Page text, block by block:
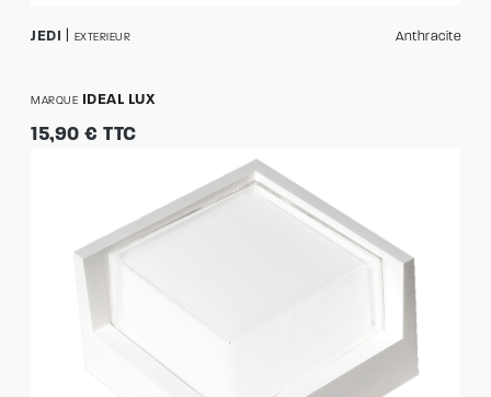
JEDI EXTERIEUR Anthracite
MARQUE IDEAL LUX
15,90 € TTC